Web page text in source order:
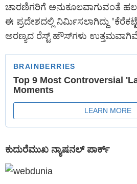
ಚಾರಣಿಗರಿಗೆ ಅನುಕೂಲವಾಗುವಂತೆ
ಈ ಪ್ರದೇಶದಲ್ಲಿ ನಿರ್ಮಿಸಲಾಗಿದ್ದು
ಅರಣ್ಯದ ರೆಸ್ಟ್ ಹೌಸ್‌ಗಳು
ಕುದುರೆಮುಖ ನ್ಯಾಷನಲ್ ಪಾರ್ಕ್